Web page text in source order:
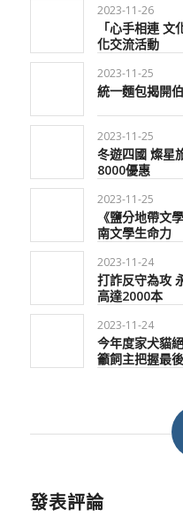
2023-11-26
「心手相連
化交流活動
2023-11-25
統一麵包揭開
2023-11-25
冬遊四國 燦星
8000優惠
2023-11-25
《鹽分地帶文
南文學生命力
2023-11-24
打詐反守為攻
高達2000本
2023-11-24
今年度家犬貓
籲飼主把握最
發表評論